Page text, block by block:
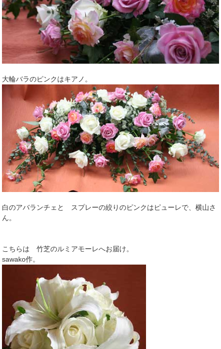
大輪バラのピンクはキアノ。
白のアバランチェと スプレーの絞りのピンクはピューレで、横山さ
ん。
こちらは 竹芝のルミアモーレへお届け。
sawako作。